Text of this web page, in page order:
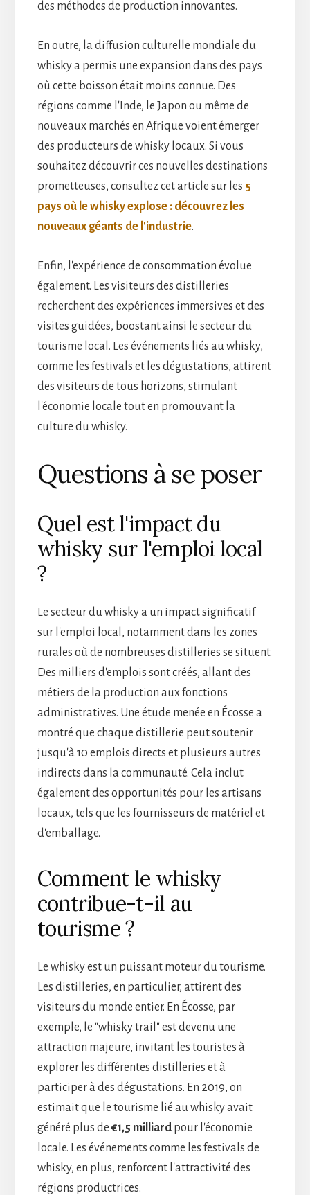
des méthodes de production innovantes.
En outre, la diffusion culturelle mondiale du
whisky a permis une expansion dans des pays
où cette boisson était moins connue. Des
régions comme l'Inde, le Japon ou même de
nouveaux marchés en Afrique voient émerger
des producteurs de whisky locaux. Si vous
souhaitez découvrir ces nouvelles destinations
prometteuses, consultez cet article sur les 5
pays où le whisky explose : découvrez les
nouveaux géants de l'industrie.
Enfin, l'expérience de consommation évolue
également. Les visiteurs des distilleries
recherchent des expériences immersives et des
visites guidées, boostant ainsi le secteur du
tourisme local. Les événements liés au whisky,
comme les festivals et les dégustations, attirent
des visiteurs de tous horizons, stimulant
l'économie locale tout en promouvant la
culture du whisky.
Questions à se poser
Quel est l'impact du
whisky sur l'emploi local
?
Le secteur du whisky a un impact significatif
sur l'emploi local, notamment dans les zones
rurales où de nombreuses distilleries se situent.
Des milliers d'emplois sont créés, allant des
métiers de la production aux fonctions
administratives. Une étude menée en Écosse a
montré que chaque distillerie peut soutenir
jusqu'à 10 emplois directs et plusieurs autres
indirects dans la communauté. Cela inclut
également des opportunités pour les artisans
locaux, tels que les fournisseurs de matériel et
d'emballage.
Comment le whisky
contribue-t-il au
tourisme ?
Le whisky est un puissant moteur du tourisme.
Les distilleries, en particulier, attirent des
visiteurs du monde entier. En Écosse, par
exemple, le "whisky trail" est devenu une
attraction majeure, invitant les touristes à
explorer les différentes distilleries et à
participer à des dégustations. En 2019, on
estimait que le tourisme lié au whisky avait
généré plus de €1,5 milliardpour l'économie
locale. Les événements comme les festivals de
whisky, en plus, renforcent l'attractivité des
régions productrices.